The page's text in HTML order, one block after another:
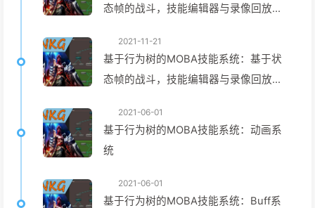
态帧的战斗，技能编辑器与录像回放系
2021-11-21
基于行为树的MOBA技能系统：基于状
态帧的战斗，技能编辑器与录像回放系
2021-06-01
基于行为树的MOBA技能系统：动画系
统
2021-06-01
基于行为树的MOBA技能系统：Buff系